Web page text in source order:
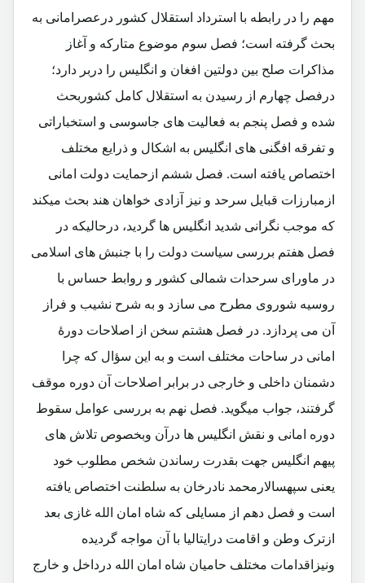
مهم را در رابطه با استرداد استقلال کشور درعصرامانی به
بحث گرفته است؛ فصل سوم موضوع متارکه و آغاز
مذاکرات صلح بین دولتین افغان و انگلیس را دربر دارد؛
درفصل چهارم از رسیدن به استقلال کامل کشوربحث
شده و فصل پنجم به فعالیت های جاسوسی و استخباراتی
و تفرقه افگنی های انگلیس به اشکال و ذرایع مختلف
اختصاص یافته است. فصل ششم ازحمایت دولت امانی
ازمبارزات قبایل سرحد و نیز آزادی خواهان هند بحث میکند
که موجب نگرانی شدید انگلیس ها گردید، درحالیکه در
فصل هفتم بررسی سیاست دولت را با جنبش های اسلامی
در ماورای سرحدات شمالی کشور و روابط حساس با
روسیه شوروی مطرح می سازد و به شرح نشیب و فراز
آن می پردازد. در فصل هشتم سخن از اصلاحات دورۀ
امانی در ساحات مختلف است و به این سؤال که چرا
دشمنان داخلی و خارجی در برابر اصلاحات آن دوره موقف
گرفتند، جواب میگوید. فصل نهم به بررسی عوامل سقوط
دوره امانی و نقش انگلیس ها درآن وبخصوص تلاش های
پیهم انگلیس جهت بقدرت رساندن شخص مطلوب خود
یعنی سپهسالارمحمد نادرخان به سلطنت اختصاص یافته
است و فصل دهم از مسایلی که شاه امان الله غازی بعد
ازترک وطن و اقامت درایتالیا با آن مواجه گردیده
ونیزاقدامات مختلف حامیان شاه امان الله درداخل و خارج